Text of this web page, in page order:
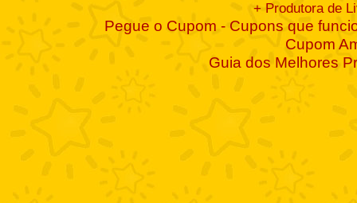
+ Produtora de
Pegue o Cupom - Cupons que
Cupom
Guia dos Melhores